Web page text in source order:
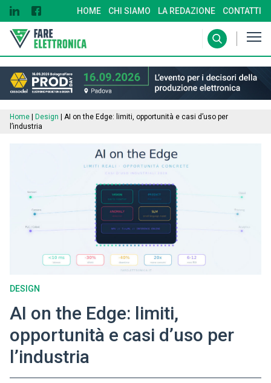
HOME CHI SIAMO LA REDAZIONE CONTATTI
Home Design
AI on the Edge: limiti, opportunità e casi d’uso per
l’industria
DESIGN
AI on the Edge: limiti,
opportunità e casi d’uso per
l’industria